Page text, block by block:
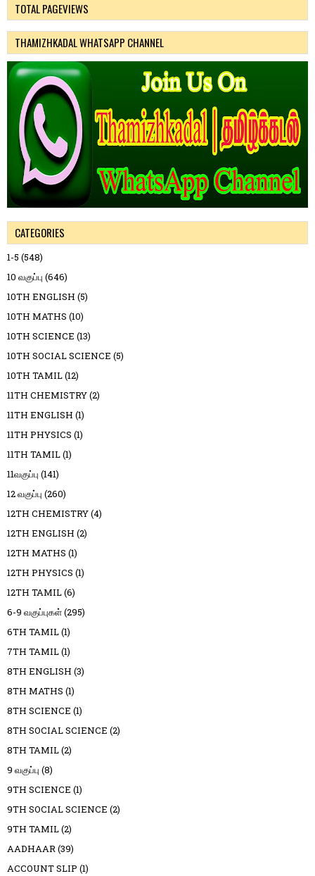
TOTAL PAGEVIEWS
THAMIZHKADAL WHATSAPP CHANNEL
CATEGORIES
1-5 (548)
10 வகுப்பு (646)
10TH ENGLISH (5)
10TH MATHS (10)
10TH SCIENCE (13)
10TH SOCIAL SCIENCE (5)
10TH TAMIL(12)
11TH CHEMISTRY(2)
11TH ENGLISH (1)
11TH PHYSICS (1)
11TH TAMIL(1)
11வகுப்பு (141)
12 வகுப்பு (260)
12TH CHEMISTRY(4)
12TH ENGLISH (2)
12TH MATHS (1)
12TH PHYSICS (1)
12TH TAMIL(6)
6-9 வகுப்புகள்(295)
6TH TAMIL(1)
7TH TAMIL(1)
8TH ENGLISH (3)
8TH MATHS (1)
8TH SCIENCE (1)
8TH SOCIAL SCIENCE (2)
8TH TAMIL(2)
9 வகுப்பு (8)
9TH SCIENCE (1)
9TH SOCIAL SCIENCE (2)
9TH TAMIL(2)
AADHAAR(39)
ACCOUNT SLIP (1)